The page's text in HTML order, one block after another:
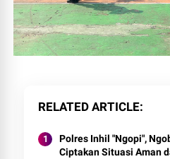
RELATED ARTICLE
Polres Inhil "Ngopi",
Ciptakan Situasi Aman